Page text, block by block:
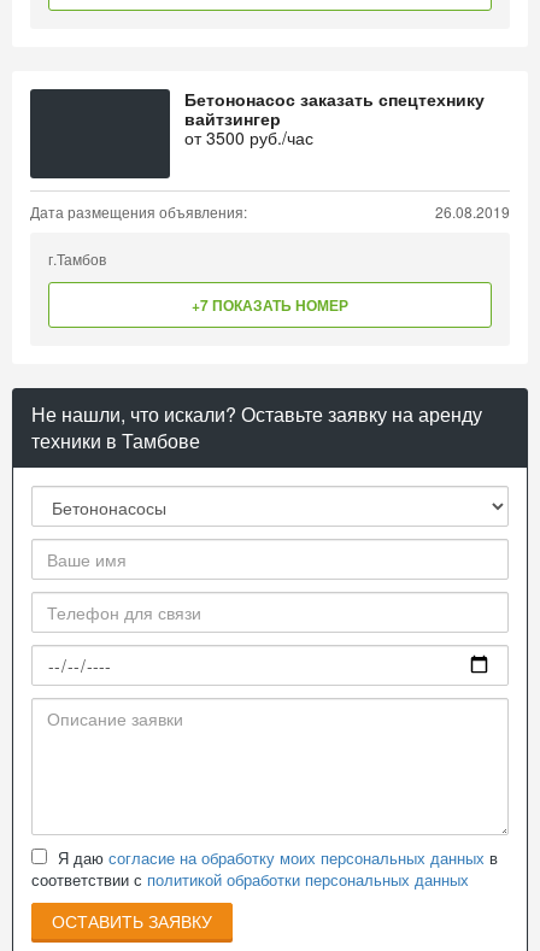
Бетононасос заказать спецтехнику
вайтзингер
от3500 руб./час
Дата размещения объявления: 26.08.2019
г.Тамбов
+7 ПОКАЗАТЬ НОМЕР
Не нашли, что искали? Оставьте заявку на аренду
техники в Тамбове
Я даю согласие на обработку моих персональных данных в
соответствии с политикой обработки персональных данных
ОСТАВИТЬ ЗАЯВКУ